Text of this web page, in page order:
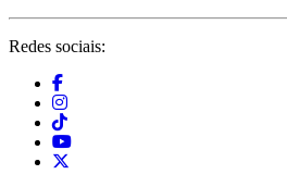
Redes sociais: